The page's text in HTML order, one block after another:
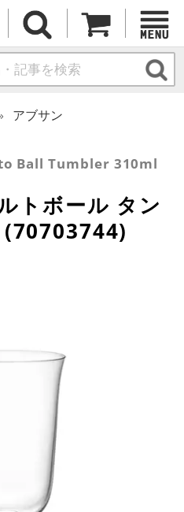
アブサン
Ball Tumbler 310ml
トボール タン